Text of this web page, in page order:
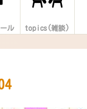
ル topics(雑談)